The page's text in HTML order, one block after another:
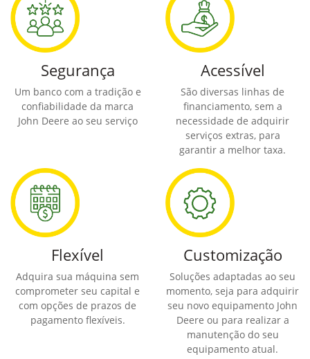
Segurança
Um banco com a tradição e
confiabilidade da marca
John Deere ao seu serviço
Acessível
São diversas linhas de
financiamento, sem a
necessidade de adquirir
serviços extras, para
garantir a melhor taxa.
Flexível
Adquira sua máquina sem
comprometer seu capital e
com opções de prazos de
pagamento flexíveis.
Customização
Soluções adaptadas ao seu
momento, seja para adquirir
seu novo equipamento John
Deere ou para realizar a
manutenção do seu
equipamento atual.